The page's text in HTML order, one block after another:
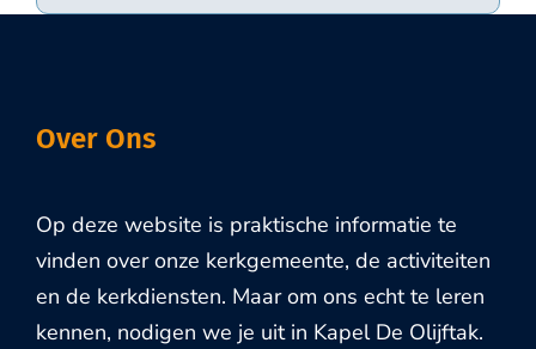
Over Ons
Op deze website is praktische informatie te
vinden over onze kerkgemeente, de activiteiten
en de kerkdiensten. Maar om ons echt te leren
kennen, nodigen we je uit in Kapel De Olijftak.